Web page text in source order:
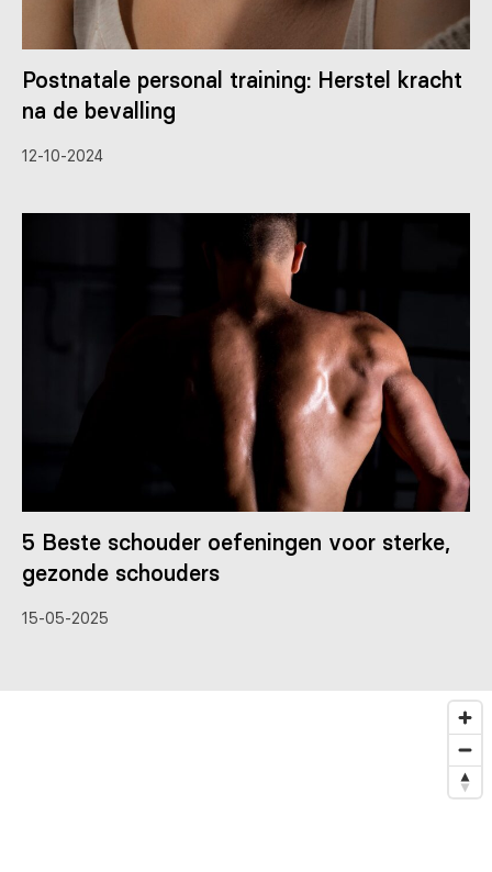
Postnatale personal training: Herstel kracht
na de bevalling
12-10-2024
5 Beste schouder oefeningen voor sterke,
gezonde schouders
15-05-2025